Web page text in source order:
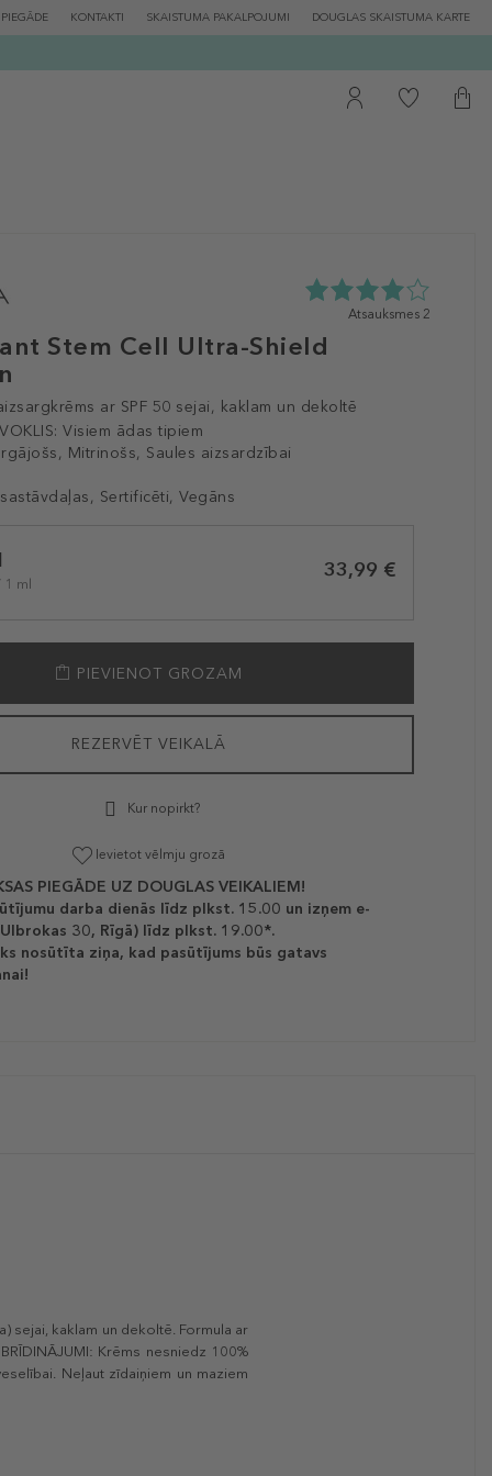
PIEGĀDE KONTAKTI SKAISTUMA PAKALPOJUMI DOUGLAS SKAISTUMA KARTE
Stem Cell Ultra-Shield
ar SPF 50 sejai, kaklam un dekoltē
Visiem ādas tipiem
Mitrinošs, Saules aizsardzībai
Sertificēti, Vegāns
4.0
2
Atsauksmes 2
1 ml
33,99 €
PIEVIENOT GROZAM
REZERVĒT VEIKALĀ
Kur nopirkt?
Ievietot vēlmju grozā
PIEGĀDE UZ DOUGLAS VEIKALIEM!
darba dienās līdz plkst. 15.00 un izņem e-
30, Rīgā) līdz plkst. 19.00*.
nosūtīta ziņa, kad pasūtījums būs gatavs
sejai, kaklam un dekoltē. Formula ar
Krēms nesniedz 100%
Neļaut zīdaiņiem un maziem